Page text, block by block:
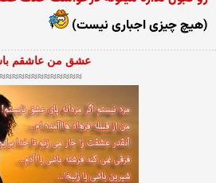
(هیچ چیزی اجباری نیست)
عشق من عاشقم